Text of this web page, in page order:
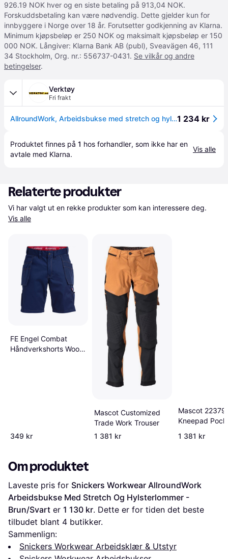
926.19 NOK hver og en siste betaling på 913,04 NOK.
Forskuddsbetaling kan være nødvendig. Dette gjelder kun for
innbyggere i Norge over 18 år. Forutsetter godkjenning av Klarna.
Minimum kjøpsbeløp er 250 NOK og maksimalt kjøpsbeløp er 150
000 NOK. Långiver: Klarna Bank AB (publ), Sveavägen 46, 111
34 Stockholm, Org. nr.: 556737-0431. Se vilkår og andre
betingelser.
Verktøy
Fri frakt
AllroundWork, Arbeidsbukse med stretch og hylsterlommer1 234 kr
Produktet finnes på 1 hos forhandler, som ikke har en
avtale med Klarna.
Vis alle
Relaterte produkter
Vis alle
FE Engel Combat
Håndverkshorts Wood
349 kr
Mascot Customized
Trade Work Trouser
1 381 kr
Mascot
Kneepad
1 381 kr
Om produktet
Laveste pris for Snickers Workwear AllroundWork
Arbeidsbukse Med Stretch Og Hylsterlommer -
Brun/Svart er 1 130 kr. Dette er for tiden det beste
tilbudet blant 4 butikker.
Sammenlign:
Snickers Workwear Arbeidsklær & Utstyr